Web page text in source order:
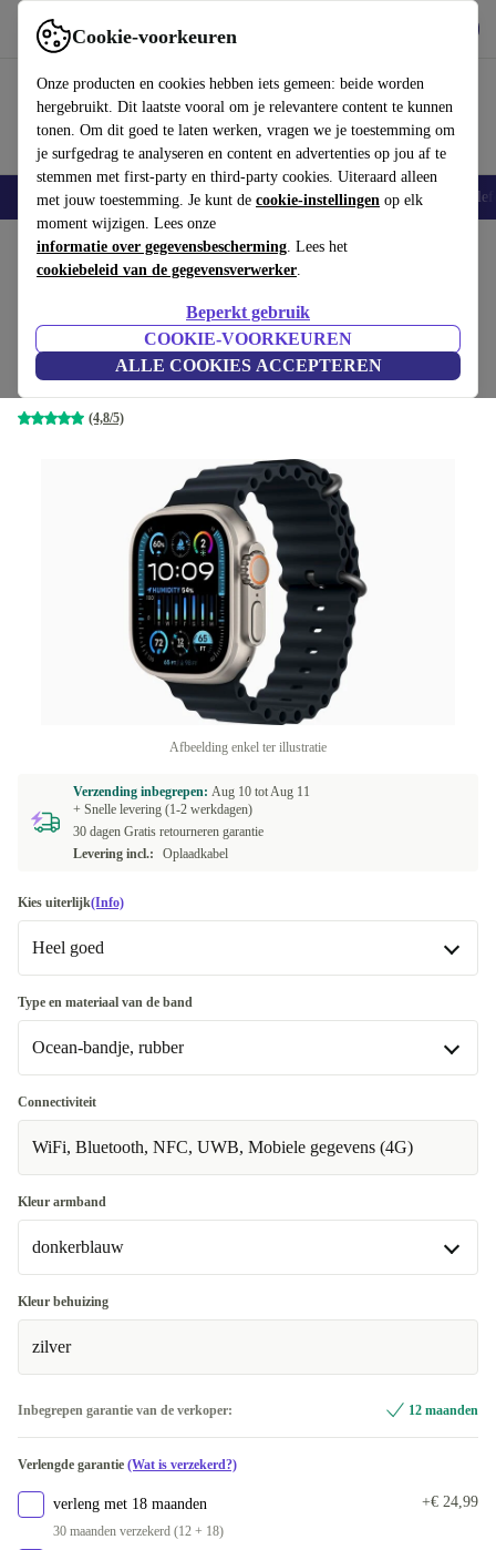
Cookie-voorkeuren
Onze producten en cookies hebben iets gemeen: beide worden
hergebruikt. Dit laatste vooral om je relevantere content te kunnen
tonen. Om dit goed te laten werken, vragen we je toestemming om
je surfgedrag te analyseren en content en advertenties op jou af te
stemmen met first-party en third-party cookies. Uiteraard alleen
met jouw toestemming. Je kunt de cookie-instellingen op elk
moment wijzigen. Lees onze
informatie over gegevensbescherming. Lees het
cookiebeleid van de gegevensverwerker.
Beperkt gebruik
COOKIE-VOORKEUREN
ALLE COOKIES ACCEPTEREN
Gebruik refurbed snel en eenvoudig
Smartphones Laptops Tablets Smartwatches Accessoires
Home Producten Smartwatches Apple Watches
Apple Watch Ultra 2 (2023)
GPS + Cellular | zilver | Oceaanbandje
Middernacht
(4,8/5)
€ 446,01
€ 899
Afbeelding enkel ter illustratie
Verzending inbegrepen: Aug 10 totAug 11
+ Snelle levering (1-2 werkdagen)
30 dagen Gratis retourneren garantie
Levering incl.:
Oplaadkabel
Kies uiterlijk(Info)
Heel goed
Heel goed
Uitstekend +€ 47,79
Premium
Type en materiaal van de band
Ocean-bandje, rubber
Alpine-bandje, Polyester
Ocean-bandje, rubber
Trail-bandje, Polyester
Connectiviteit
WiFi, Bluetooth, NFC, UWB, Mobiele gegevens (4G)
Kleur armband
donkerblauw
blauw
donkerblauw
Beschikbaar in andere configuraties
blauw/grijs
Kleur behuizing
zilver
Inbegrepen garantie van de verkoper: 12 maanden
Verlengde garantie (Wat is verzekerd?)
verleng met 18 maanden
30 maanden verzekerd (12 + 18)
+€ 24,99